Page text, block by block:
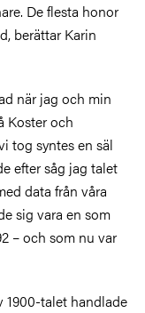
De flesta honor
berättar Karin
när jag och min
Koster och
tog syntes en säl
efter såg jag talet
data från våra
sig vara en som
– och som nu var
1900-talet handlade